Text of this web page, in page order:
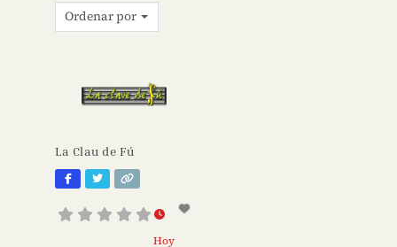
Ordenar por
La Clau de Fú
Hoy